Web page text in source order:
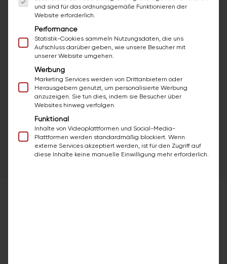
optisch den Neukauf, bei geringeren
Kosten und ohne Bauschutt. Eine
vergilbte Acryl-Wanne, fleckige Emaille
oder in die Jahre gekommene 70er-
Fliesenbeschichtung aus wie neu
eingebaut. Gleiche Wanne, gleiche
Fliesen — nur mit neuer Oberfläche.
und sind für das ordnungsgemäße Funktionieren der
Website erforderlich.
Performance
Statistik-Cookies sammeln Nutzungsdaten, die uns
Aufschluss darüber geben, wie unsere Besucher mit
unserer Website umgehen.
Werbung
Marketing Services werden von Drittanbietern oder
Herausgebern genutzt, um personalisierte Werbung
anzuzeigen. Sie tun dies, indem sie Besucher über
Websites hinweg verfolgen.
Funktional
Inhalte von Videoplattformen und Social-Media-
Plattformen werden standardmäßig blockiert. Wenn
externe Services akzeptiert werden, ist für den Zugriff auf
diese Inhalte keine manuelle Einwilligung mehr erforderlich.